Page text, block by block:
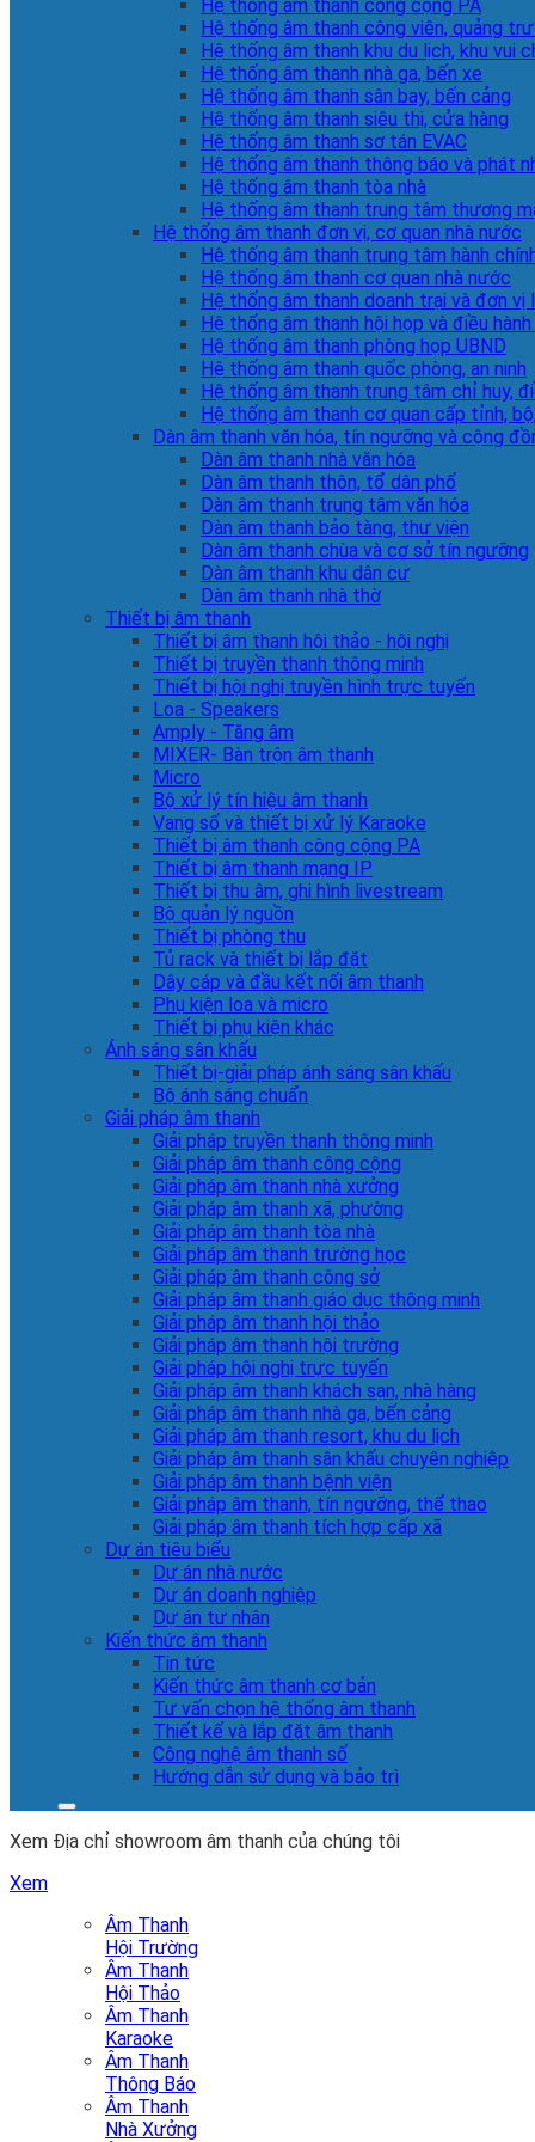
Hệ thống âm thanh công cộng PA
Hệ thống âm thanh công viên, quảng
Hệ thống âm thanh khu du lịch, khu vui
Hệ thống âm thanh nhà ga, bến xe
Hệ thống âm thanh sân bay, bến cảng
Hệ thống âm thanh siêu thị, cửa hàng
Hệ thống âm thanh sơ tán EVAC
Hệ thống âm thanh thông báo và phát
Hệ thống âm thanh tòa nhà
Hệ thống âm thanh trung tâm thương
Hệ thống âm thanh đơn vị, cơ quan nhà nước
Hệ thống âm thanh trung tâm hành
Hệ thống âm thanh cơ quan nhà nước
Hệ thống âm thanh doanh trại và đơn
Hệ thống âm thanh hội họp và điều
Hệ thống âm thanh phòng họp UBND
Hệ thống âm thanh quốc phòng, an ninh
Hệ thống âm thanh trung tâm chỉ huy,
Hệ thống âm thanh cơ quan cấp tỉnh,
Dàn âm thanh văn hóa, tín ngưỡng và cộng
Dàn âm thanh nhà văn hóa
Dàn âm thanh thôn, tổ dân phố
Dàn âm thanh trung tâm văn hóa
Dàn âm thanh bảo tàng, thư viện
Dàn âm thanh chùa và cơ sở tín ngưỡng
Dàn âm thanh khu dân cư
Dàn âm thanh nhà thờ
Thiết bị âm thanh
Thiết bị âm thanh hội thảo - hội nghị
Thiết bị truyền thanh thông minh
Thiết bị hội nghị truyền hình trực tuyến
Loa - Speakers
Amply - Tăng âm
MIXER- Bàn trộn âm thanh
Micro
Bộ xử lý tín hiệu âm thanh
Vang số và thiết bị xử lý Karaoke
Thiết bị âm thanh công cộng PA
Thiết bị âm thanh mạng IP
Thiết bị thu âm, ghi hình livestream
Bộ quản lý nguồn
Thiết bị phòng thu
Tủ rack và thiết bị lắp đặt
Dây cáp và đầu kết nối âm thanh
Phụ kiện loa và micro
Thiết bị phụ kiện khác
Ánh sáng sân khấu
Thiết bị-giải pháp ánh sáng sân khấu
Bộ ánh sáng chuẩn
Giải pháp âm thanh
Giải pháp truyền thanh thông minh
Giải pháp âm thanh công cộng
Giải pháp âm thanh nhà xưởng
Giải pháp âm thanh xã, phường
Giải pháp âm thanh tòa nhà
Giải pháp âm thanh trường học
Giải pháp âm thanh công sở
Giải pháp âm thanh giáo dục thông minh
Giải pháp âm thanh hội thảo
Giải pháp âm thanh hội trường
Giải pháp hội nghị trực tuyến
Giải pháp âm thanh khách sạn, nhà hàng
Giải pháp âm thanh nhà ga, bến cảng
Giải pháp âm thanh resort, khu du lịch
Giải pháp âm thanh sân khấu chuyên nghiệp
Giải pháp âm thanh bệnh viện
Giải pháp âm thanh, tín ngưỡng, thể thao
Giải pháp âm thanh tích hợp cấp xã
Dự án tiêu biểu
Dự án nhà nước
Dự án doanh nghiệp
Dự án tư nhân
Kiến thức âm thanh
Tin tức
Kiến thức âm thanh cơ bản
Tư vấn chọn hệ thống âm thanh
Thiết kế và lắp đặt âm thanh
Công nghệ âm thanh số
Hướng dẫn sử dụng và bảo trì
Xem Địa chỉ showroom âm thanh của chúng tôi
Xem
Âm Thanh
Hội Trường
Âm Thanh
Hội Thảo
Âm Thanh
Karaoke
Âm Thanh
Thông Báo
Âm Thanh
Nhà Xưởng